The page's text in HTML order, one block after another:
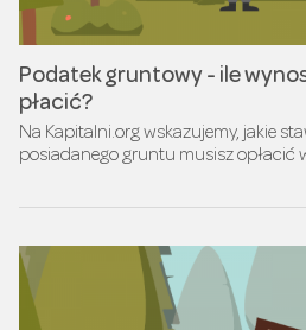
Podatek gruntowy - ile
płacić?
Na Kapitalni.org wskazujemy, jakie
posiadanego gruntu musisz opłacić